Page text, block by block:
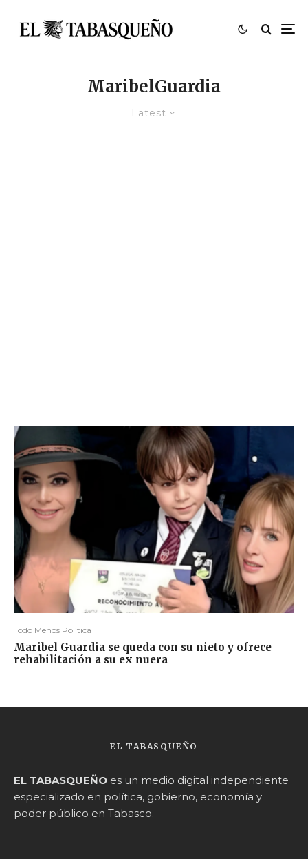
MaribelGuardia
Latest
Todo Menos Política
Maribel Guardia se queda con su nieto y ofrece
rehabilitación a su ex nuera
EL TABASQUEÑO
EL TABASQUEÑO es un medio digital independiente
especializado en política, gobierno, economía y
poder público en Tabasco.